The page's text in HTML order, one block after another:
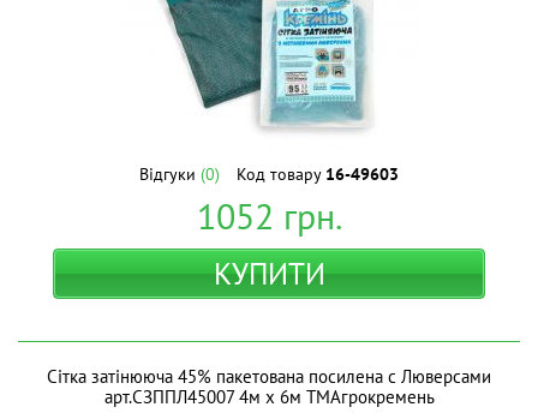
Відгуки (0) Код товару 16-49603
1052 грн.
КУПИТИ
Сітка затінююча 45% пакетована посилена с Люверсами
арт.СЗППЛ45007 4м х 6м ТМАгрокремень